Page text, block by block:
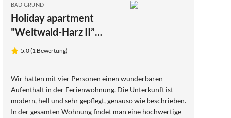
BAD GRUND
Holiday apartment
"Weltwald-Harz II”
holiday apartment/home
5.0 (1 Bewertung)
Wir hatten mit vier Personen einen wunderbaren
Aufenthalt in der Ferienwohnung. Die Unterkunft ist
modern, hell und sehr gepflegt, genauso wie beschrieben.
In der gesamten Wohnung findet man eine hochwertige